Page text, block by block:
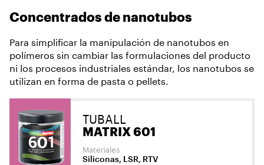
Concentrados de nanotubos
Para simplificar la manipulación de nanotubos en
polímeros sin cambiar las formulaciones del producto
ni los procesos industriales estándar, los nanotubos se
utilizan en forma de pasta o pellets.
TUBALL
MATRIX 601
Materiales
Siliconas, LSR, RTV